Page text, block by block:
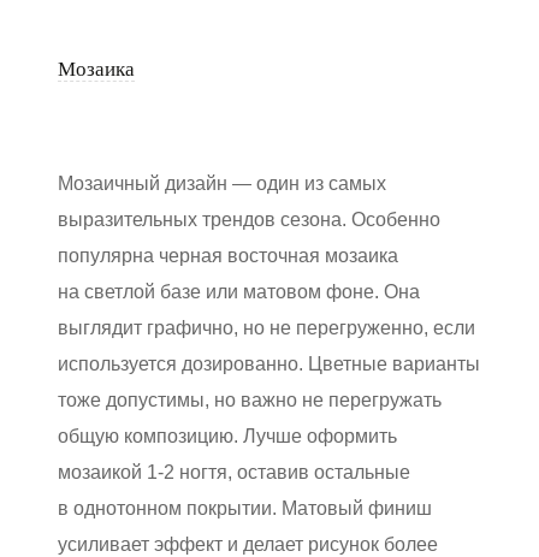
Мозаика
Мозаичный дизайн — один из самых
выразительных трендов сезона. Особенно
популярна черная восточная мозаика
на светлой базе или матовом фоне. Она
выглядит графично, но не перегруженно, если
используется дозированно. Цветные варианты
тоже допустимы, но важно не перегружать
общую композицию. Лучше оформить
мозаикой 1-2 ногтя, оставив остальные
в однотонном покрытии. Матовый финиш
усиливает эффект и делает рисунок более